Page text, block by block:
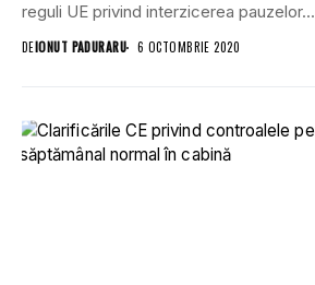
reguli UE privind interzicerea pauzelor...
DEIONUT PADURARU 6 OCTOMBRIE 2020